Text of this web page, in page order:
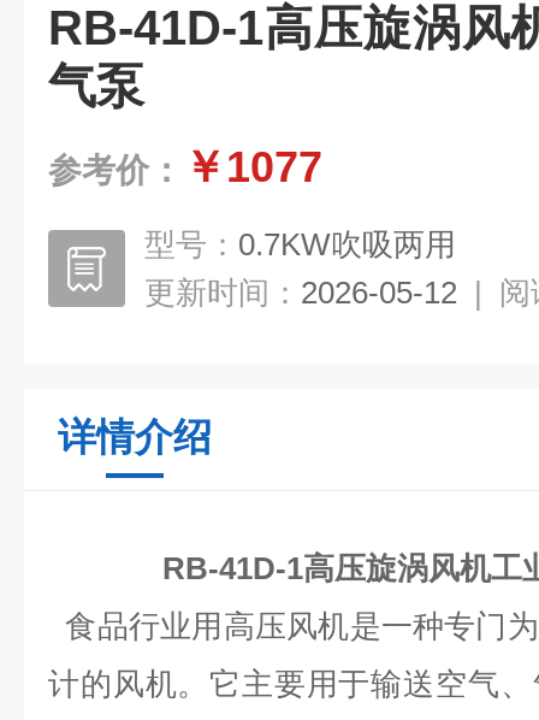
RB-41D-1高压旋涡风
气泵
参考价： ￥1077
型号： 0.7KW吹吸两用
更新时间： 2026-05-12 | 阅
详情介绍
RB-41D-1高压旋涡风机工
食品行业用高压风机是一种专门
计的风机。它主要用于输送空气